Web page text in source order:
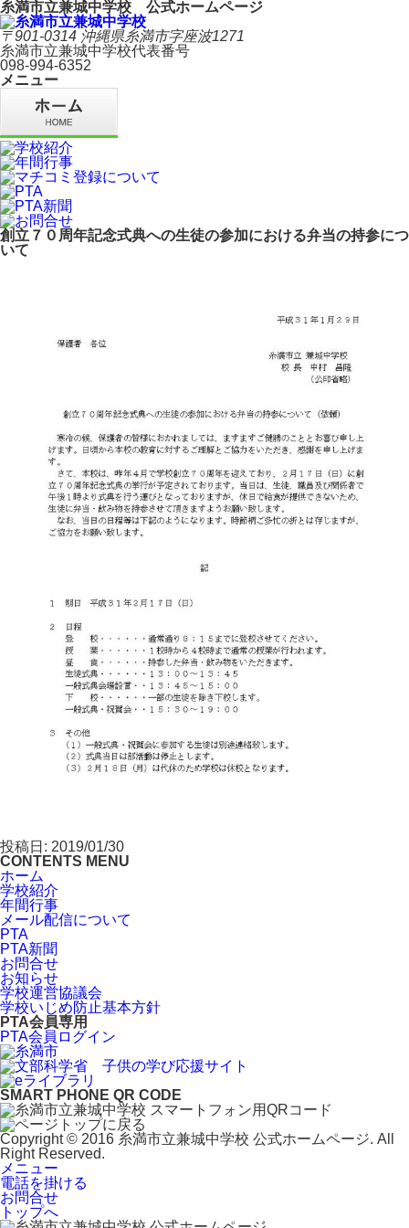
糸満市立兼城中学校 公式ホームページ
〒901-0314 沖縄県糸満市字座波1271
糸満市立兼城中学校代表番号
098-994-6352
メニュー
創立７０周年記念式典への生徒の参加における弁当の持参につ
いて
投稿日: 2019/01/30
CONTENTS MENU
ホーム
学校紹介
年間行事
メール配信について
PTA
PTA新聞
お問合せ
お知らせ
学校運営協議会
学校いじめ防止基本方針
PTA会員専用
PTA会員ログイン
SMART PHONE QR CODE
Copyright © 2016 糸満市立兼城中学校 公式ホームページ. All
Right Reserved.
メニュー
電話を掛ける
お問合せ
トップへ